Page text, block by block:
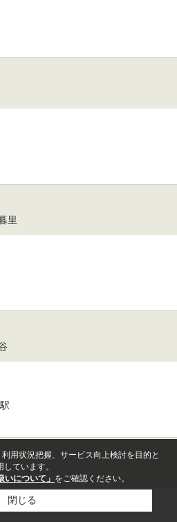
里
用状況把握、サービス向上検討を目的と
ています。
いについて」 をご確認ください。
閉じる